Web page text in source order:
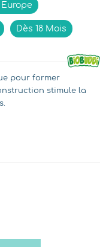
Dès 18 Mois
pour former
stimule la